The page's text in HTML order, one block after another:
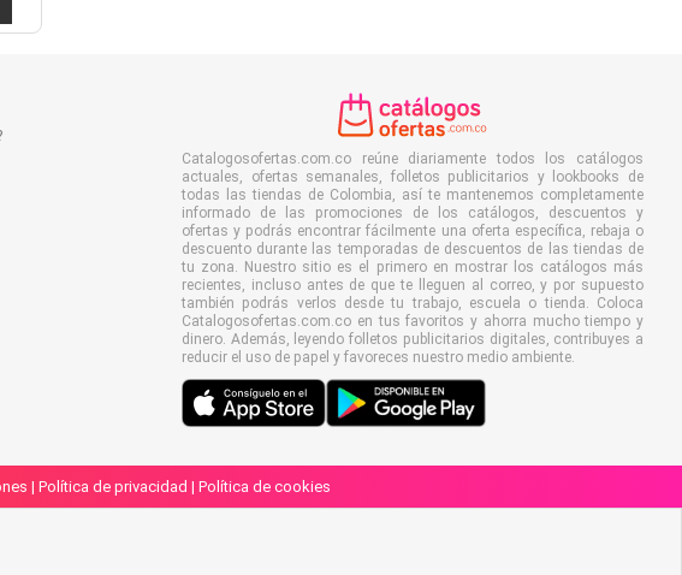
Catalogosofertas.com.co reúne diariamente todos los catálogos
actuales, ofertas semanales, folletos publicitarios y lookbooks de
todas las tiendas de Colombia, así te mantenemos completamente
informado de las promociones de los catálogos, descuentos y
ofertas y podrás encontrar fácilmente una oferta específica, rebaja o
descuento durante las temporadas de descuentos de las tiendas de
tu zona. Nuestro sitio es el primero en mostrar los catálogos más
recientes, incluso antes de que te lleguen al correo, y por supuesto
también podrás verlos desde tu trabajo, escuela o tienda. Coloca
Catalogosofertas.com.co en tus favoritos y ahorra mucho tiempo y
dinero. Además, leyendo folletos publicitarios digitales, contribuyes a
reducir el uso de papel y favoreces nuestro medio ambiente.
| Política de privacidad | Política de cookies